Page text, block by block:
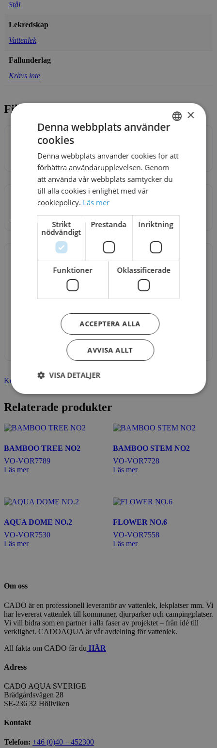
Stål
Lekredskap
Vattenlek
Fallunderlag
Krävs inte
Filer för nedladdning
REFRESH No1
1 file(s)807.41 KB
REFRESH No1
1 file(s)807.41 KB
REF
RES
Kontakta oss
Relaterade produkter
BAMBOO TREE NO2
VO-VOR7789
Läs mer
BAMBOO STEM NO2
VO-VOR7728
Läs mer
AQUA DOME NO.2
VO-VOR7530
Läs mer
FLOWER NO.6
VO-VOR7558
Läs mer
Om oss
CADO är en professionell leverantör av vattenlek, lekplatser mm. Vi
har levererat vattenlek till kommuner, djurparker och campingplatser.
Vi vill bidra som en partner i alla faser av projektet – från idé till
verklighet. CADOAQUA är vår avdelning för vattenlek.
All fakta om CADO får du HÄR
Adress
CADO AQUA SVERIGE
Brädgårdsvägen 28
SE-236 32 Höllviken
Kontakt
Telefon: +46 (0)40 – 452300
DANISH
×
Denna webbplats använder
cookies
Denna webbplats använder cookies för att
förbättra användarupplevelsen. Genom
att använda vår webbplats samtycker du
till alla cookies i enlighet med vår
cookiepolicy. Läs mer
Strikt
nödvändigt
Prestanda Inriktning
Funktioner Oklassificerade
ACCEPTERA ALLA
AVVISA ALLT
VISA DETALJER